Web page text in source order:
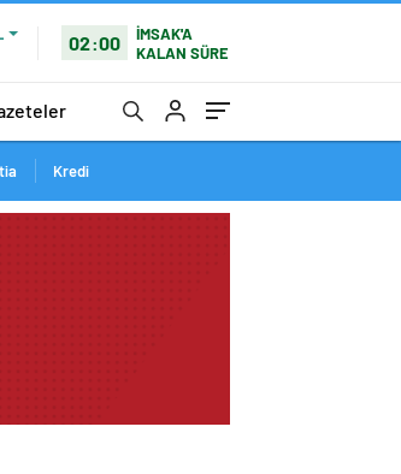
02:00
İMSAK'A
KALAN SÜRE
Kredi